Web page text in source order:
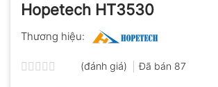
Hopetech HT3530
Thương hiệu:
(đánh giá) Đã bán 87